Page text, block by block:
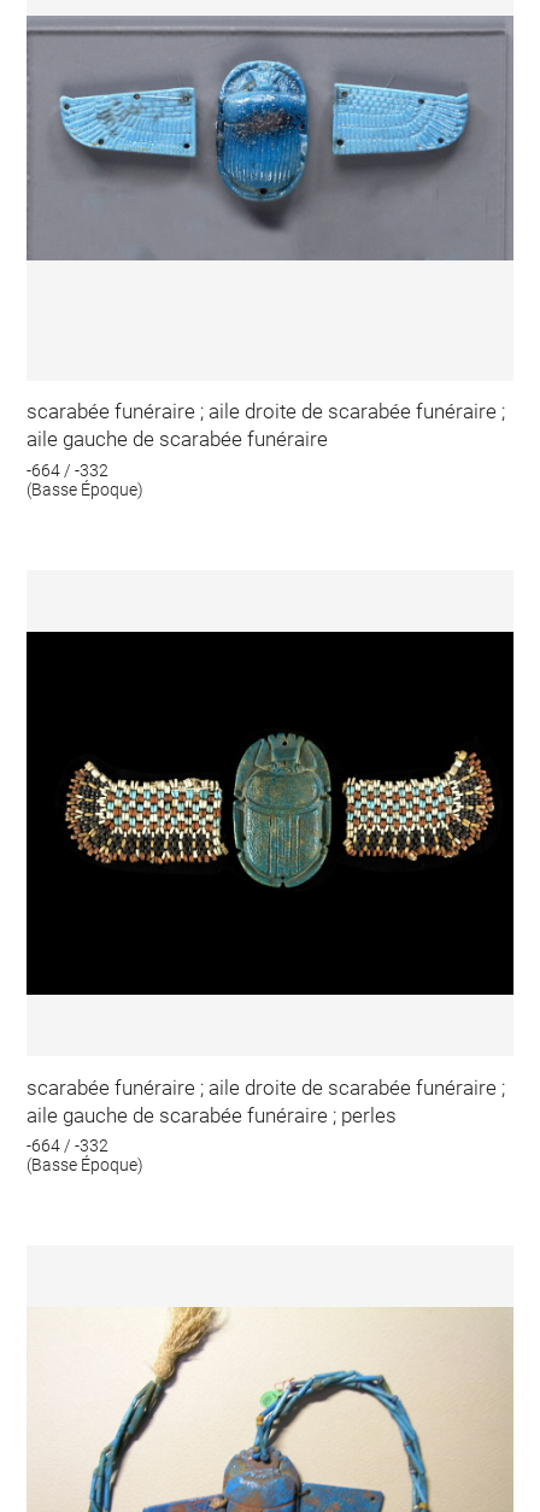
scarabée funéraire ; aile droite de scarabée funéraire ;
aile gauche de scarabée funéraire
-664 / -332
(Basse Époque)
scarabée funéraire ; aile droite de scarabée funéraire ;
aile gauche de scarabée funéraire ; perles
-664 / -332
(Basse Époque)